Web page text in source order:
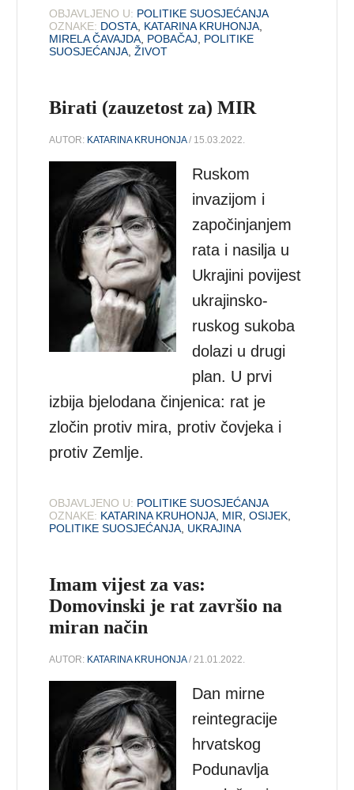
OBJAVLJENO U: POLITIKE SUOSJEĆANJA
OZNAKE: DOSTA KATARINA KRUHONJA
MIRELA ČAVAJDA POBAČAJ
POLITIKE
SUOSJEĆANJA ,ŽIVOT
Birati (zauzetost za) MIR
AUTOR: KATARINA KRUHONJA/ 15.03.2022.
Ruskom
invazijom i
započinjanjem
rata i nasilja u
Ukrajini povijest
ukrajinsko-
ruskog sukoba
dolazi u drugi
plan. U prvi
izbija bjelodana činjenica: rat je
zločin protiv mira, protiv čovjeka i
protiv Zemlje.
OBJAVLJENO U: POLITIKE SUOSJEĆANJA
OZNAKE: KATARINA KRUHONJA MIR ,OSIJEK
POLITIKE SUOSJEĆANJA UKRAJINA
Imam vijest za vas:
Domovinski je rat završio na
miran način
AUTOR: KATARINA KRUHONJA/ 21.01.2022.
Dan mirne
reintegracije
hrvatskog
Podunavlja